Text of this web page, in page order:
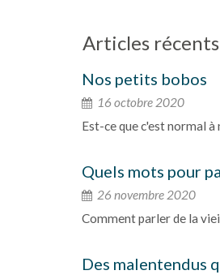
Articles
Nos petits bobos
16 octobre 2020
Est-ce que c'est normal à
Quels mots pour
26 novembre 2020
Comment parler de la
Des malentendus